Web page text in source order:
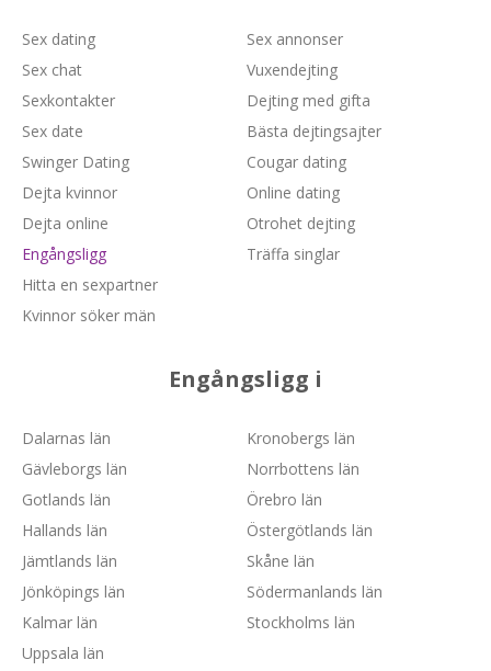
Sex dating
Sex chat
Sexkontakter
Sex date
Swinger Dating
Sex annonser
Vuxendejting
Dejting med gifta
Bästa dejtingsajter
Cougar dating
Dejta kvinnor
Dejta online
Engångsligg
Hitta en sexpartner
Kvinnor söker män
Online dating
Otrohet dejting
Träffa singlar
Engångsligg i
Dalarnas län
Gävleborgs län
Gotlands län
Hallands län
Jämtlands län
Jönköpings län
Kalmar län
Kronobergs län
Norrbottens län
Örebro län
Östergötlands län
Skåne län
Södermanlands län
Stockholms län
Uppsala län